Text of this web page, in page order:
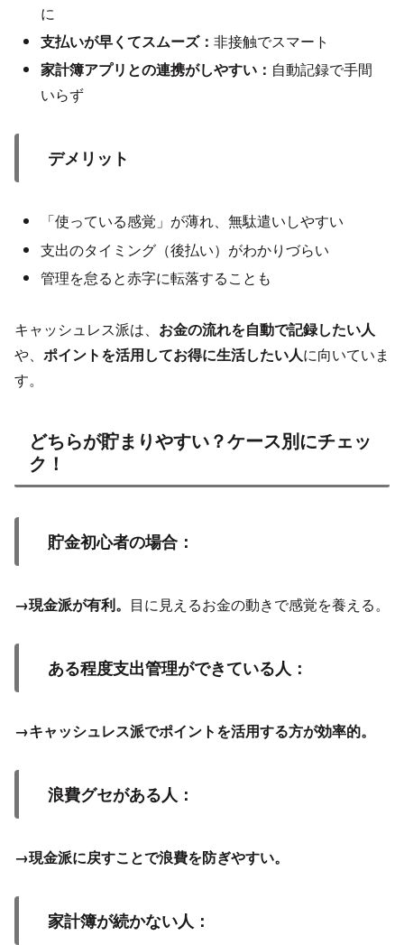
に
支払いが早くてスムーズ：非接触でスマート
家計簿アプリとの連携がしやすい： 自動記録で手間
いらず
デメリット
「使っている感覚」が薄れ、無駄遣いしやすい
支出のタイミング（後払い）がわかりづらい
管理を怠ると赤字に転落することも
キャッシュレス派は、 お金の流れを自動で記録したい人
や、 ポイントを活用してお得に生活したい人に向いていま
す。
どちらが貯まりやすい？ケース別にチェッ
ク！
貯金初心者の場合：
→現金派が有利。 目に見えるお金の動きで感覚を養える。
ある程度支出管理ができている人：
→キャッシュレス派でポイントを活用する方が効率的。
浪費グセがある人：
→現金派に戻すことで浪費を防ぎやすい。
家計簿が続かない人：